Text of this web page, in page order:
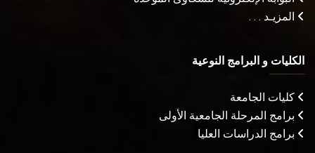
المزيـد . . .
الكليات و البرامج النوعية
كليات الجامعة
برامج المرحلة الجامعية الأولى
برامج الدراسات العليا